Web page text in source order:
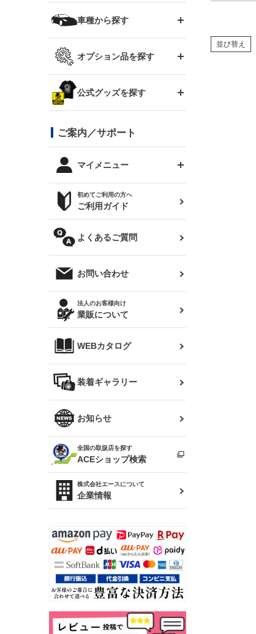
レーシングライン
アタックライン
ストリームライン
スタイリッシュライン
GTウイング
リアウイング
ルーフウイング
ボンネット
カナード
外装・補修パーツ
オリジンアーム(足回り)
レンズ
マフラー
ボンネット
フェンダー
サイドパーツ
リアウイング
リアゲート
メンテナンスパーツ
RUGGER MODEL
GROUND MODEL
PHANTOM LIP
DTM:exclusive
スムージングバンパー
ワイパーガード
内装パーツ
DAYTONA-RS NEO
まつど家 鉄漢
まつど家 鉄心
まつど家 鉄八
車種から探す
トヨタ
JZX110 マークⅡ
ハイエース
レビン
トレノ
マークX
クラウン
クラウンマジェスタ
アリスト
ソアラ
アルテッツァ
プロボックス
RAV4
シルビア S13
シルビア S14 前期
シルビア S15
180SX
ワンビア
Z32 フェアレディZ
R34 スカイライン
スカイライン
（ER34/R33/ECR33/R32）
キャラバン
ローレル
セフィーロ
スズキ
RX-7
スバル
BRZ
レクサス
三菱
デリカ D:5
軽自動車
汎用
オプション品を探す
GTウイング用ラダー
コンバットアイ用ライト
オプションタイヤ
サマータイヤ
ジムニー用タイヤ
ハイエース・バン用タイ
ホイールナット
公式グッズを探す
ステッカー
トップス(半袖)
トップス(長袖)
パーカー
オーバーオール(つなぎ)
タオル
帽子
バッグ
ファッション小物
雑貨・ステーショナリー
ベビー用品
ご案内／サポート
マイメニュー
ログインする
お気に入りリスト
クーポンを見る
閲覧履歴
ニュースレターお申し込み
初めてご利用の方へ
ご利用ガイド
よくあるご質問
お問い合わせ
法人のお客様向け
業販について
WEBカタログ
装着ギャラリー
お知らせ
全国の取扱店を探す
ACEショップ検索
株式会社エースについて
企業情報
並び替え